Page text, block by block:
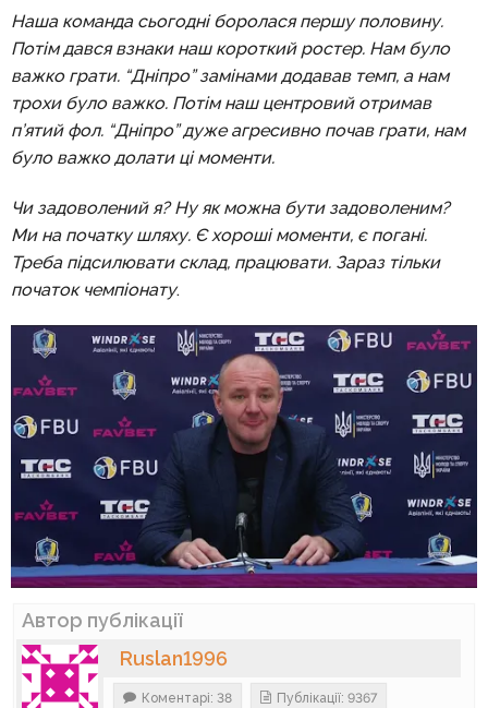
Наша команда сьогодні боролася першу половину.
Потім дався взнаки наш короткий ростер. Нам було
важко грати. “Дніпро” замінами додавав темп, а нам
трохи було важко. Потім наш центровий отримав
п’ятий фол. “Дніпро” дуже агресивно почав грати, нам
було важко долати ці моменти.
Чи задоволений я? Ну як можна бути задоволеним?
Ми на початку шляху. Є хороші моменти, є погані.
Треба підсилювати склад, працювати. Зараз тільки
початок чемпіонату.
Автор публікації
Ruslan1996
Коментарі: 38 Публікації: 9367